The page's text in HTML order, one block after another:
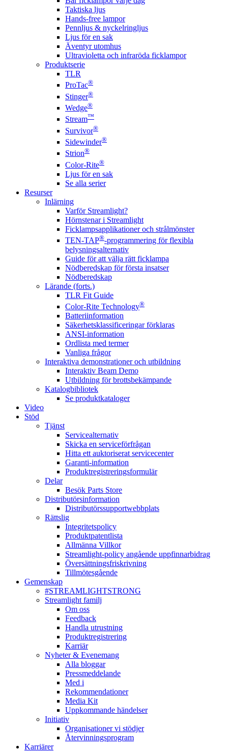
Taktiska ljus
Hands-free lampor
Pennljus & nyckelringljus
Ljus för en sak
Äventyr utomhus
Ultravioletta och infraröda ficklampor
Produktserie
TLR
ProTac®
Stinger®
Wedge®
Stream™
Survivor®
Sidewinder®
Strion®
Color-Rite®
Ljus för en sak
Se alla serier
Resurser
Inlärning
Varför Streamlight?
Hörnstenar i Streamlight
Ficklampsapplikationer och strålmönster
TEN-TAP®-programmering för flexibla
belysningsalternativ
Guide för att välja rätt ficklampa
Nödberedskap för första insatser
Nödberedskap
Lärande (forts.)
TLR Fit Guide
Color-Rite Technology®
Batteriinformation
Säkerhetsklassificeringar förklaras
ANSI-information
Ordlista med termer
Vanliga frågor
Interaktiva demonstrationer och utbildning
Interaktiv Beam Demo
Utbildning för brottsbekämpande
Katalogbibliotek
Se produktkataloger
Video
Stöd
Tjänst
Servicealternativ
Skicka en serviceförfrågan
Hitta ett auktoriserat servicecenter
Garanti-information
Produktregistreringsformulär
Delar
Besök Parts Store
Distributörsinformation
Distributörssupportwebbplats
Rättslig
Integritetspolicy
Produktpatentlista
Allmänna Villkor
Streamlight-policy angående uppfinnarbidrag
Översättningsfriskrivning
Tillmötesgående
Gemenskap
#STREAMLIGHTSTRONG
Streamlight familj
Om oss
Feedback
Handla utrustning
Produktregistrering
Karriär
Nyheter & Evenemang
Alla bloggar
Pressmeddelande
Med i
Rekommendationer
Media Kit
Uppkommande händelser
Initiativ
Organisationer vi stödjer
Återvinningsprogram
Karriärer